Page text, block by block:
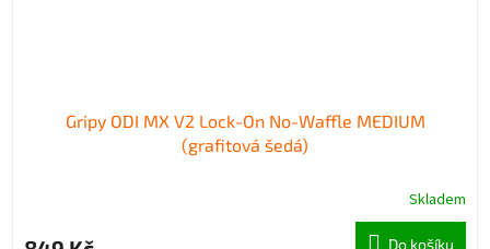
Gripy ODI MX V2 Lock-On No-Waffle MEDIUM
(grafitová šedá)
Skladem
Do košíku